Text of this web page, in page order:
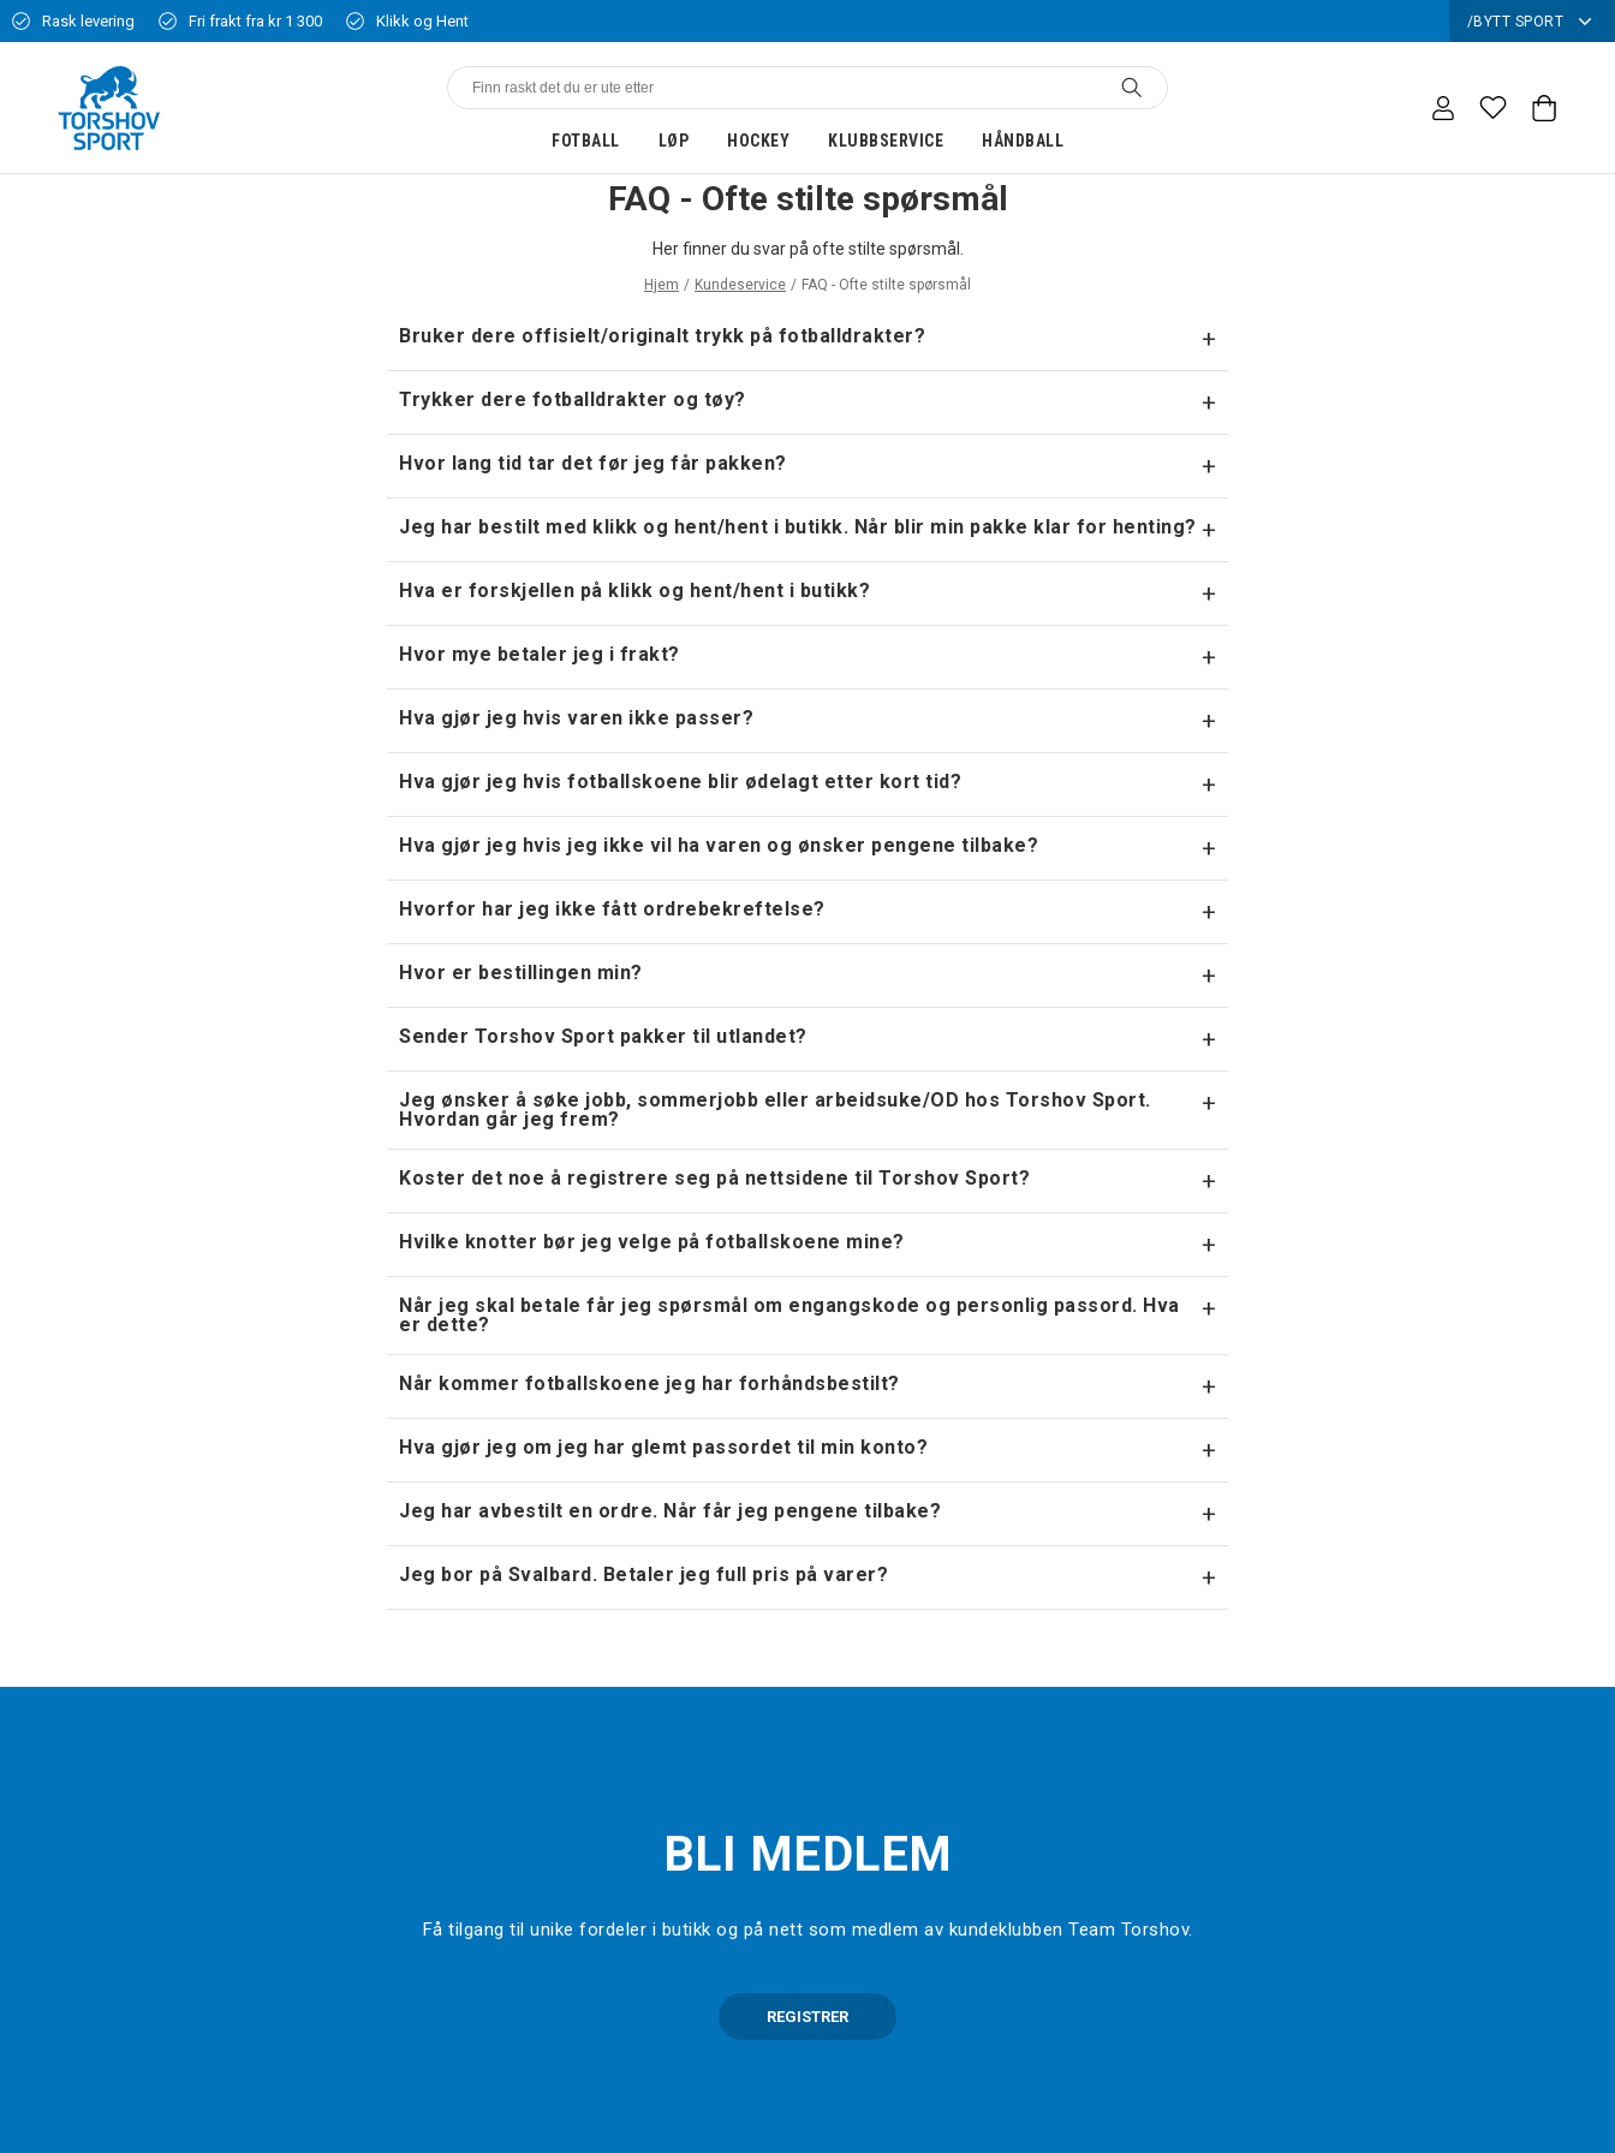
Rask levering Fri frakt fra kr 1 300 Klikk og Hent /BYTT SPORT
FOTBALL LØP HOCKEY KLUBBSERVICE HÅNDBALL
FAQ - Ofte stilte spørsmål
Her finner du svar på ofte stilte spørsmål.
Hjem Kundeservice FAQ - Ofte stilte spørsmål
Bruker dere offisielt/originalt trykk på fotballdrakter? +
Trykker dere fotballdrakter og tøy? +
Hvor lang tid tar det før jeg får pakken? +
Jeg har bestilt med klikk og hent/hent i butikk. Når blir min pakke klar for henting? +
Hva er forskjellen på klikk og hent/hent i butikk? +
Hvor mye betaler jeg i frakt? +
Hva gjør jeg hvis varen ikke passer? +
Hva gjør jeg hvis fotballskoene blir ødelagt etter kort tid? +
Hva gjør jeg hvis jeg ikke vil ha varen og ønsker pengene tilbake? +
Hvorfor har jeg ikke fått ordrebekreftelse? +
Hvor er bestillingen min? +
Sender Torshov Sport pakker til utlandet? +
Jeg ønsker å søke jobb, sommerjobb eller arbeidsuke/OD hos Torshov Sport.
Hvordan går jeg frem?
+
Koster det noe å registrere seg på nettsidene til Torshov Sport? +
Hvilke knotter bør jeg velge på fotballskoene mine? +
Når jeg skal betale får jeg spørsmål om engangskode og personlig passord. Hva
er dette?
+
Når kommer fotballskoene jeg har forhåndsbestilt? +
Hva gjør jeg om jeg har glemt passordet til min konto? +
Jeg har avbestilt en ordre. Når får jeg pengene tilbake? +
Jeg bor på Svalbard. Betaler jeg full pris på varer? +
BLI MEDLEM
Få tilgang til unike fordeler i butikk og på nett som medlem av kundeklubben Team Torshov.
REGISTRER